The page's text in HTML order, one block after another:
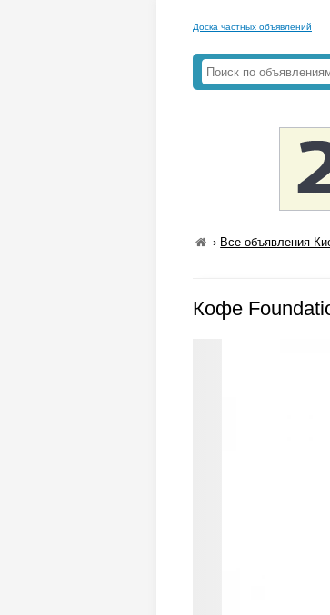
Доска частных объявлений
› Все объявления
Кофе